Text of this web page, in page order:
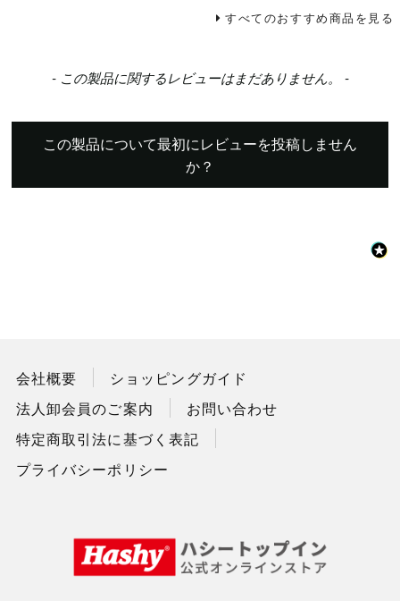
すべてのおすすめ商品を見る
- この製品に関するレビューはまだありません。 -
この製品について最初にレビューを投稿しません
か？
New content loaded
会社概要
ショッピングガイド
法人卸会員のご案内
お問い合わせ
特定商取引法に基づく表記
プライバシーポリシー